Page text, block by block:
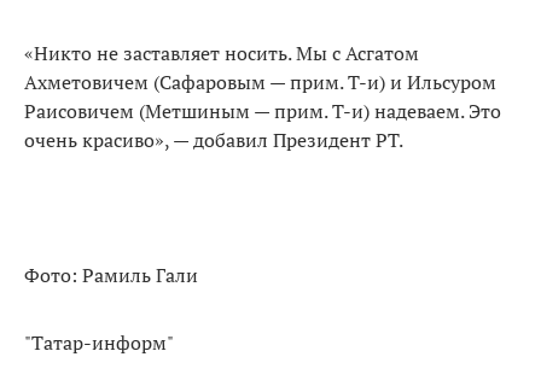
«Никто не заставляет носить. Мы с Асгатом
Ахметовичем (Сафаровым — прим. Т-и) и Ильсуром
Раисовичем (Метшиным — прим. Т-и) надеваем. Это
очень красиво», — добавил Президент РТ.
Фото: Рамиль Гали
"Татар-информ"